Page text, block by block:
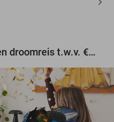
Maak gratis kans op een droomreis t.w.v. €3.000!